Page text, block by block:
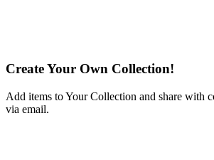
Create Your Own Collection!
Add items to Your Collection and share with
via email.